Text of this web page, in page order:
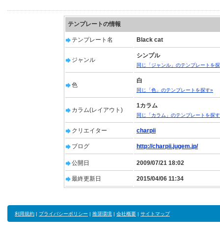
テンプレートの情報
テンプレート名 Black cat
ジャンル
シンプル
同じ「ジャンル」のテンプレートを
色
白
同じ「色」のテンプレートを探す»
カラム(レイアウト)
1カラム
同じ「カラム」のテンプレートを探
クリエイター charpii
ブログ http://charpii.jugem.jp/
公開日 2009/07/21 18:02
最終更新日 2015/04/06 11:34
利用規約 | プライバシーポリシー | 推奨環境 | 会社概要 | サイトマップ